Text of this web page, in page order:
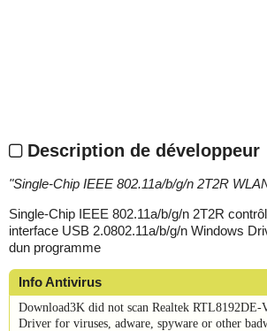
Description de développeur
"Single-Chip IEEE 802.11a/b/g/n 2T2R
Single-Chip IEEE 802.11a/b/g/n 2T2R
interface USB 2.0802.11a/b/g/n Windows
dun programme
Info Antivirus
Download3K did not scan Realtek RTL8192DE-
Driver for viruses, adware, spyware or other